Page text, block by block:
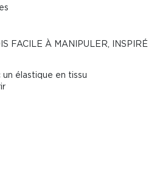
FACILE À MANIPULER,
élastique en tissu